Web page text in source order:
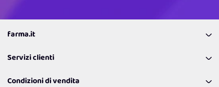
farma.it
Coupon
Lavora con noi
Servizi clienti
Richiamami
Condizioni di vendita